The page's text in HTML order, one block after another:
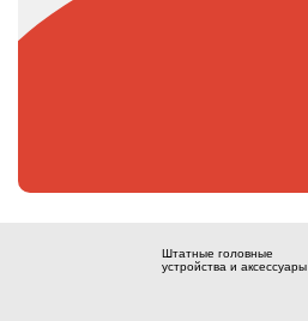
Штатные головные
устройства и аксессуары